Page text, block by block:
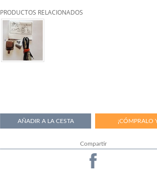
PRODUCTOS RELACIONADOS
Compartir